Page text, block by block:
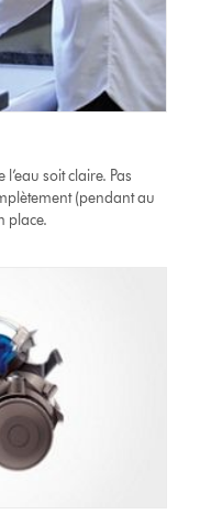
l’eau soit claire. Pas
(pendant au
place.